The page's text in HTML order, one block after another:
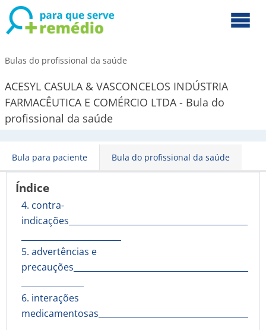
Bulas do profissional da saúde
ACESYL CASULA & VASCONCELOS INDÚSTRIA
FARMACÊUTICA E COMÉRCIO LTDA - Bula do
profissional da saúde
Bula para paciente Bula do profissional da saúde
Índice
4. contra-
indicações___________________________________________
5. advertências e
precauções__________________________________________
6. interações
medicamentosas____________________________________